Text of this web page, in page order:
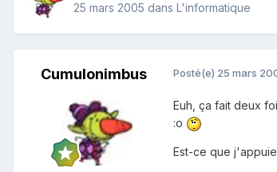
25 mars 2005 dans L'informatique
Cumulonimbus Posté(e) 25 mars
Euh, ça fait deux
:o
Est-ce que